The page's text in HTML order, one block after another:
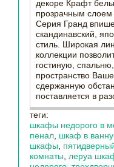
декоре Крафт
прозрачным слоем
Серия Гранд
скандинавский,
стиль. Широкая
коллекции
гостиную,
пространство
сдержанную
поставляется в
теги:
шкафы недорого в
пенал шкаф в
шкафы
комнаты
леруа